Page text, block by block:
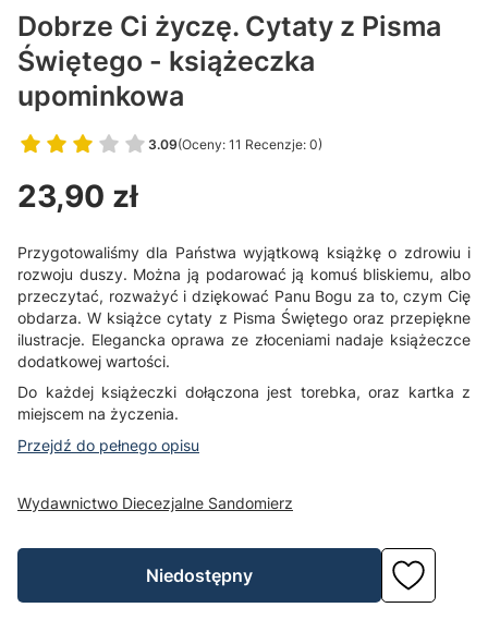
Dobrze Ci życzę. Cytaty z Pisma
Świętego - książeczka
upominkowa
3.09(Oceny: 11 Recenzje: 0)
Przejdź do sekcji Opinie
Cena
23,90 zł
Przygotowaliśmy dla Państwa wyjątkową książkę o zdrowiu i
rozwoju duszy. Można ją podarować ją komuś bliskiemu, albo
przeczytać, rozważyć i dziękować Panu Bogu za to, czym Cię
obdarza. W książce cytaty z Pisma Świętego oraz przepiękne
ilustracje. Elegancka oprawa ze złoceniami nadaje książeczce
dodatkowej wartości.
Do każdej książeczki dołączona jest torebka, oraz kartka z
miejscem na życzenia.
Przejdź do pełnego opisu
Wydawnictwo Diecezjalne Sandomierz
Niedostępny